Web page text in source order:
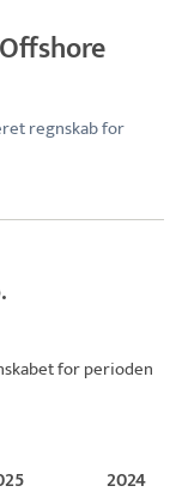
regnskab for
for perioden
2024